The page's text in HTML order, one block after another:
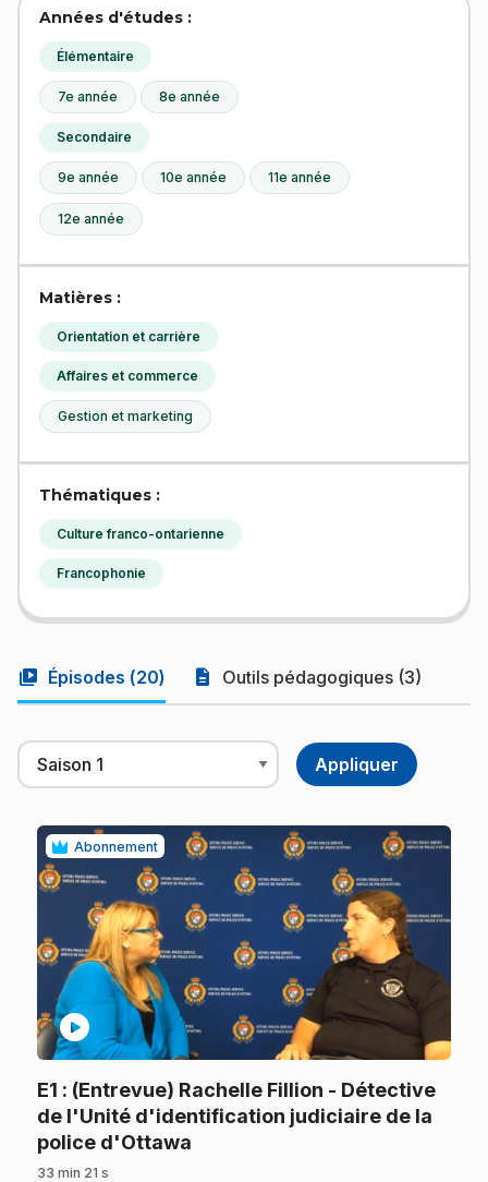
Années d'études :
Élémentaire
7e année 8e année
Secondaire
9e année 10e année 11e année
12e année
Matières :
Orientation et carrière
Affaires et commerce
Gestion et marketing
Thématiques :
Culture franco-ontarienne
Francophonie
video_library Épisodes (20) description Outils pédagogiques (3)
Abonnement
play_circle
E1 : (Entrevue) Rachelle Fillion - Détective
de l'Unité d'identification judiciaire de la
police d'Ottawa
33 min 21 s